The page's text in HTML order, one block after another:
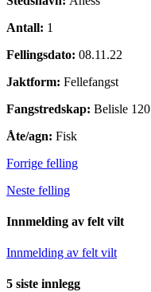
Antall: 1
Fellingsdato: 08.11.22
Jaktform: Fellefangst
Fangstredskap: Belisle 120
Åte/agn: Fisk
Forrige felling
Neste felling
Innmelding av felt vilt
Innmelding av felt vilt
5 siste innlegg